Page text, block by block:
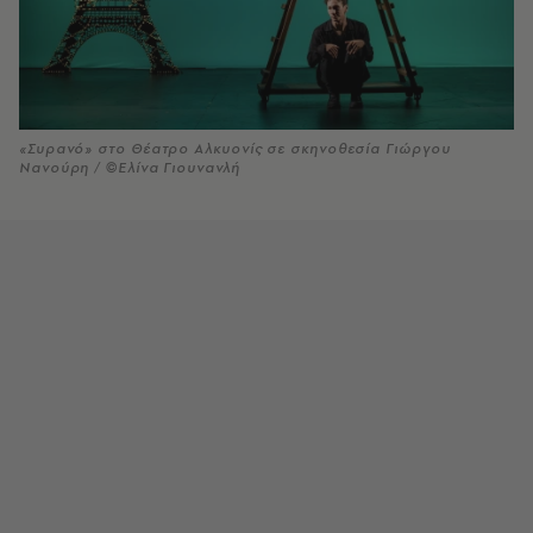
«Συρανό» στο Θέατρο Αλκυονίς σε σκηνοθεσία Γιώργου
Νανούρη / ©Ελίνα Γιουνανλή